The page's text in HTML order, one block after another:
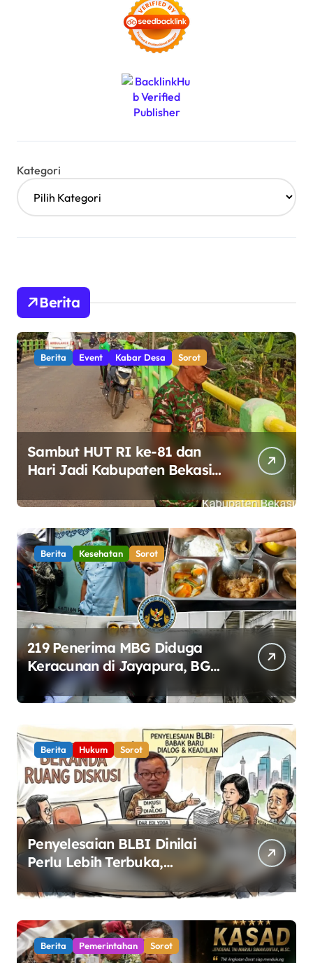
Kategori
Berita
Berita Event Kabar Desa Sorot
Sambut HUT RI ke-81 dan
Hari Jadi Kabupaten Bekasi
ke-76, Pemdes Muara bakti
Gotong Royong Percantik
Jembatan CBL
Berita Kesehatan Sorot
219 Penerima MBG Diduga
Keracunan di Jayapura, BGN
Perketat Pengawasan
Keamanan Pangan
Berita Hukum Sorot
Penyelesaian BLBI Dinilai
Perlu Lebih Terbuka,
Pemerintah Diminta Buka
Ruang Dialog
Berita Pemerintahan Sorot